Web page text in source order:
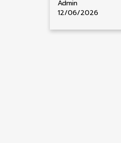
Admin
12/06/2026